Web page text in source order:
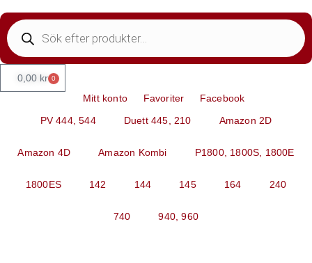
0,00 kr 0
Mitt konto Favoriter
Facebook
PV 444, 544
Duett 445, 210 Amazon 2D
Amazon 4D Amazon Kombi P1800, 1800S, 1800E
1800ES 142 144 145 164 240
740 940, 960